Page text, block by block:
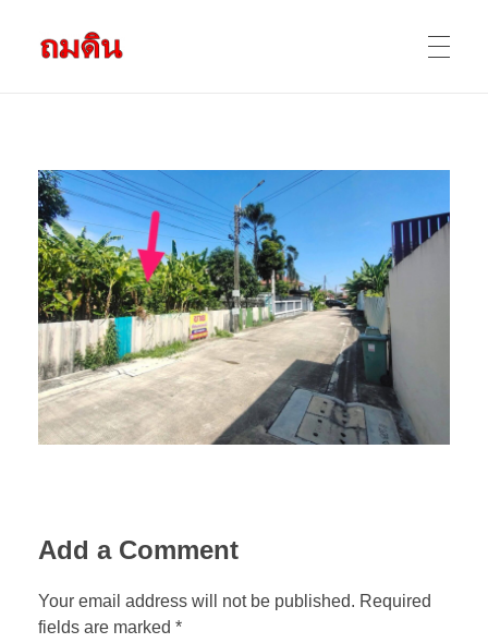
ผลงานถมดิน
ข้อมูลการถมดิน
ติดต่อเรา
Add a Comment
Your email address will not be published. Required
fields are marked *